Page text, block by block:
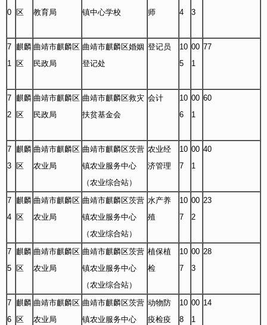
0 区
教育局
镇中心学校
师
4
3
7
1
麒麟
区
曲靖市麒麟区
民政局
曲靖市麒麟区婚姻
登记处
登记员
10
5
00
1
77
7
2
麒麟
区
曲靖市麒麟区
民政局
曲靖市麒麟区救灾
扶贫基金会
会计
10
6
00
1
60
7
3
麒麟
区
曲靖市麒麟区
农业局
曲靖市麒麟区茨营
镇农业服务中心
（农业综合站）
农业经
济管理
10
7
00
1
40
7
4
麒麟
区
曲靖市麒麟区
农业局
曲靖市麒麟区茨营
镇农业服务中心
（农业综合站）
水产养
殖
10
7
00
2
23
7
5
麒麟
区
曲靖市麒麟区
农业局
曲靖市麒麟区茨营
镇农业服务中心
（农业综合站）
植保植
检
10
7
00
3
28
7
6
麒麟
区
曲靖市麒麟区
农业局
曲靖市麒麟区茨营
镇农业服务中心
动物防
疫检疫
10
8
00
1
14